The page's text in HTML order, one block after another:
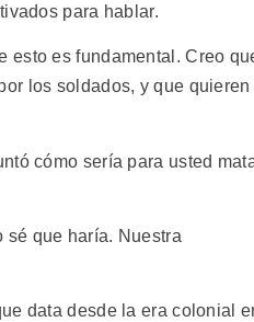
para hablar.
esto es fundamental. Creo
los soldados, y que quieren
cómo sería para usted
sé que haría. Nuestra
data desde la era colonial